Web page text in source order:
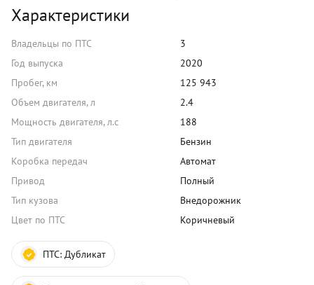
Характеристики
Владельцы по ПТС
3
Год выпуска
2020
Пробег, км
125 943
Объем двигателя, л
2.4
Мощность двигателя, л.с
188
Тип двигателя
Бензин
Коробка передач
Автомат
Привод
Полный
Тип кузова
Внедорожник
Цвет по ПТС
Коричневый
ПТС: Дубликат